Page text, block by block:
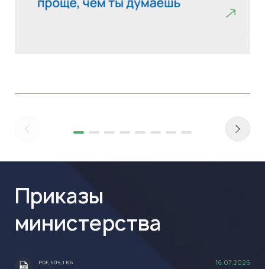
Приказы
министерства
.PDF
.PDF, 509,1 КБ 16.07.2026